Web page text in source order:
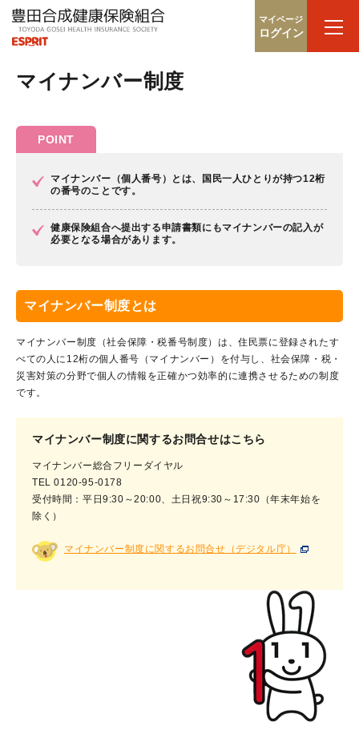
マイページ
ログイン
マイナンバー制度
POINT
マイナンバー（個人番号）
とは、国民一人ひとりが持つ12桁
の番号のことです。
健康保険組合へ提出する申請書類にもマイナンバーの記入が
必要となる場合があります。
マイナンバー制度とは
マイナンバー制度（社会保障・税番号制度）は、住民票に登録されたす
べての人に12桁の個人番号（マイナンバー）を付与し、社会保障・税・
災害対策の分野で個人の情報を正確かつ効率的に連携させるための制度
です。
マイナンバー制度に関するお問合せはこちら
マイナンバー総合フリーダイヤル
TEL 0120-95-0178
受付時間：平日9:30～20:00、土日祝9:30～17:30（年末年始を
除く）
マイナンバー制度に関するお問合せ（デジタル庁）